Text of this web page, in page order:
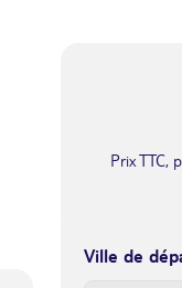
Prix TTC,
Ville de